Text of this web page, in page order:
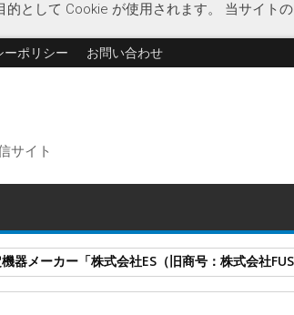
として Cookie が使用されます。 当サイト
ーポリシー お問い合わせ
サイト
器メーカー「株式会社ES（旧商号：株式会社